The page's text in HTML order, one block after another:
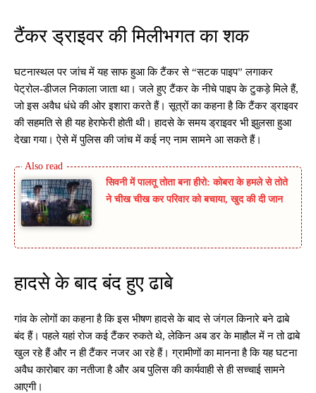
टैंकर ड्राइवर की मिलीभगत का शक
घटनास्थल पर जांच में यह साफ हुआ कि टैंकर से “सटक पाइप” लगाकर
पेट्रोल-डीजल निकाला जाता था। जले हुए टैंकर के नीचे पाइप के टुकड़े मिले हैं,
जो इस अवैध धंधे की ओर इशारा करते हैं। सूत्रों का कहना है कि टैंकर ड्राइवर
की सहमति से ही यह हेराफेरी होती थी। हादसे के समय ड्राइवर भी झुलसा हुआ
देखा गया। ऐसे में पुलिस की जांच में कई नए नाम सामने आ सकते हैं।
सिवनी में पालतू तोता बना हीरो: कोबरा के हमले से तोते
ने चीख चीख कर परिवार को बचाया, खुद की दी जान
हादसे के बाद बंद हुए ढाबे
गांव के लोगों का कहना है कि इस भीषण हादसे के बाद से जंगल किनारे बने ढाबे
बंद हैं। पहले यहां रोज कई टैंकर रुकते थे, लेकिन अब डर के माहौल में न तो ढाबे
खुल रहे हैं और न ही टैंकर नजर आ रहे हैं। ग्रामीणों का मानना है कि यह घटना
अवैध कारोबार का नतीजा है और अब पुलिस की कार्यवाही से ही सच्चाई सामने
आएगी।